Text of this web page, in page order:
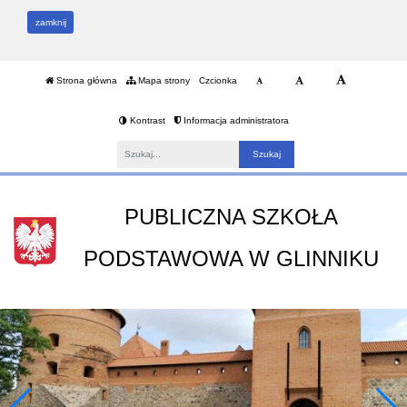
zamknij
Strona główna Mapa strony Czcionka
Kontrast Informacja administratora
PUBLICZNA SZKOŁA
PODSTAWOWA W GLINNIKU